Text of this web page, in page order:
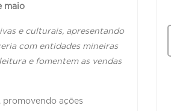
maio
e culturais, apresentando
com entidades mineiras
e fomentem as vendas
promovendo ações